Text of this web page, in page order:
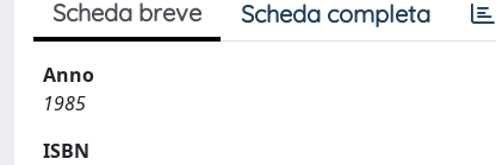
Scheda breve Scheda completa
Anno
1985
ISBN